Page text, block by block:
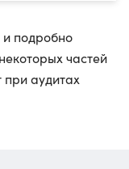
подробно
частей
аудитах